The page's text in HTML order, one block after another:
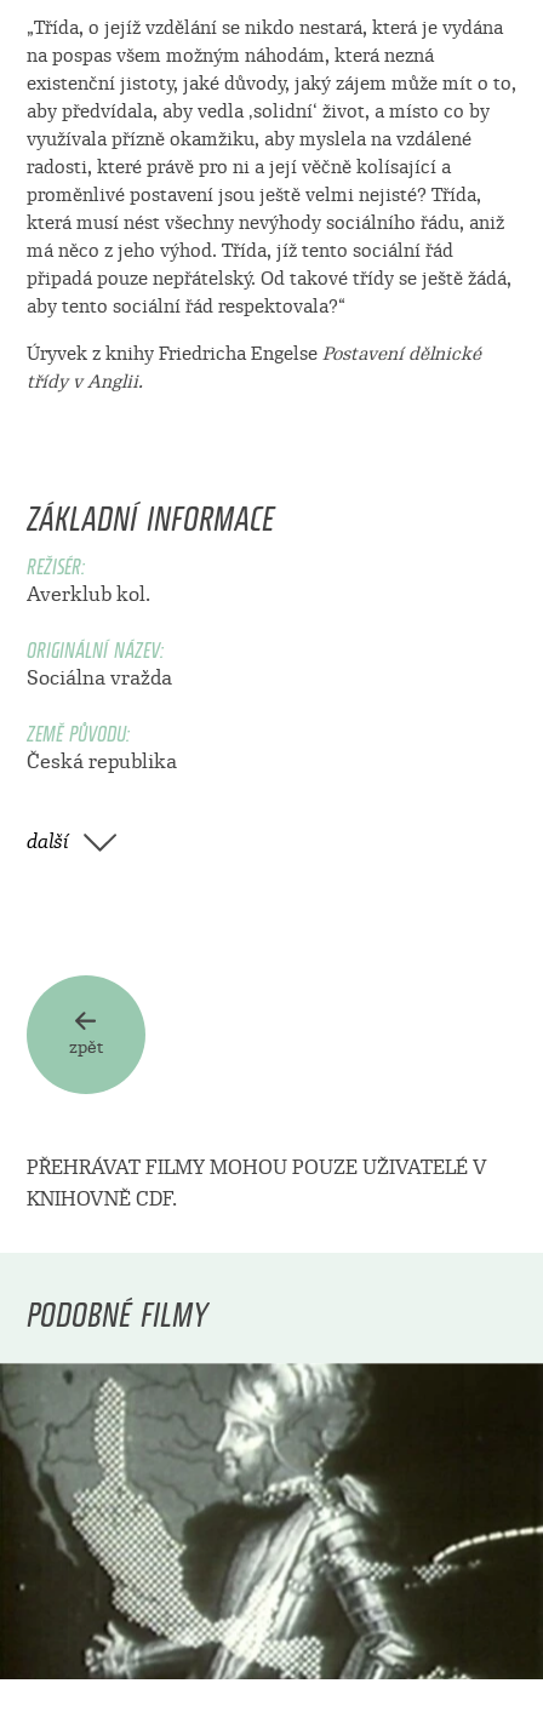
„Třída, o jejíž vzdělání se nikdo nestará, která je vydána
na pospas všem možným náhodám, která nezná
existenční jistoty, jaké důvody, jaký zájem může mít o to,
aby předvídala, aby vedla ‚solidní‘ život, a místo co by
využívala přízně okamžiku, aby myslela na vzdálené
radosti, které právě pro ni a její věčně kolísající a
proměnlivé postavení jsou ještě velmi nejisté? Třída,
která musí nést všechny nevýhody sociálního řádu, aniž
má něco z jeho výhod. Třída, jíž tento sociální řád
připadá pouze nepřátelský. Od takové třídy se ještě žádá,
aby tento sociální řád respektovala?“
Úryvek z knihy Friedricha Engelse Postavení dělnické
třídy v Anglii.
ZÁKLADNÍ INFORMACE
REŽISÉR:
Averklub kol.
ORIGINÁLNÍ NÁZEV:
Sociálna vražda
ZEMĚ PŮVODU:
Česká republika
další
zpět
PŘEHRÁVAT FILMY MOHOU POUZE UŽIVATELÉ V
KNIHOVNĚ CDF.
PODOBNÉ FILMY